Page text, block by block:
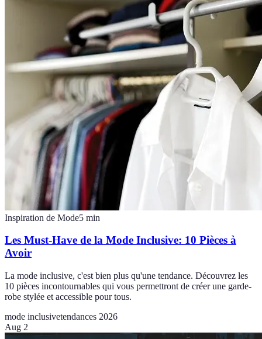
Inspiration de Mode5 min
Les Must-Have de la Mode Inclusive: 10 Pièces à
Avoir
La mode inclusive, c'est bien plus qu'une tendance. Découvrez les
10 pièces incontournables qui vous permettront de créer une garde-
robe stylée et accessible pour tous.
mode inclusivetendances 2026
Aug 2